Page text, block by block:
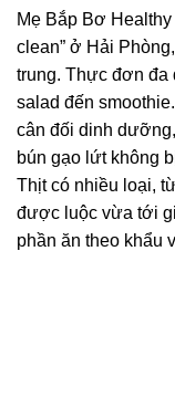
Mẹ Bắp Bơ
clean” ở Hải
trung. Thực đơn đa
salad đến
cân đối dinh
bún gạo lứt không
Thịt có nhiều loại,
được luộc vừa tới
phần ăn theo khẩu